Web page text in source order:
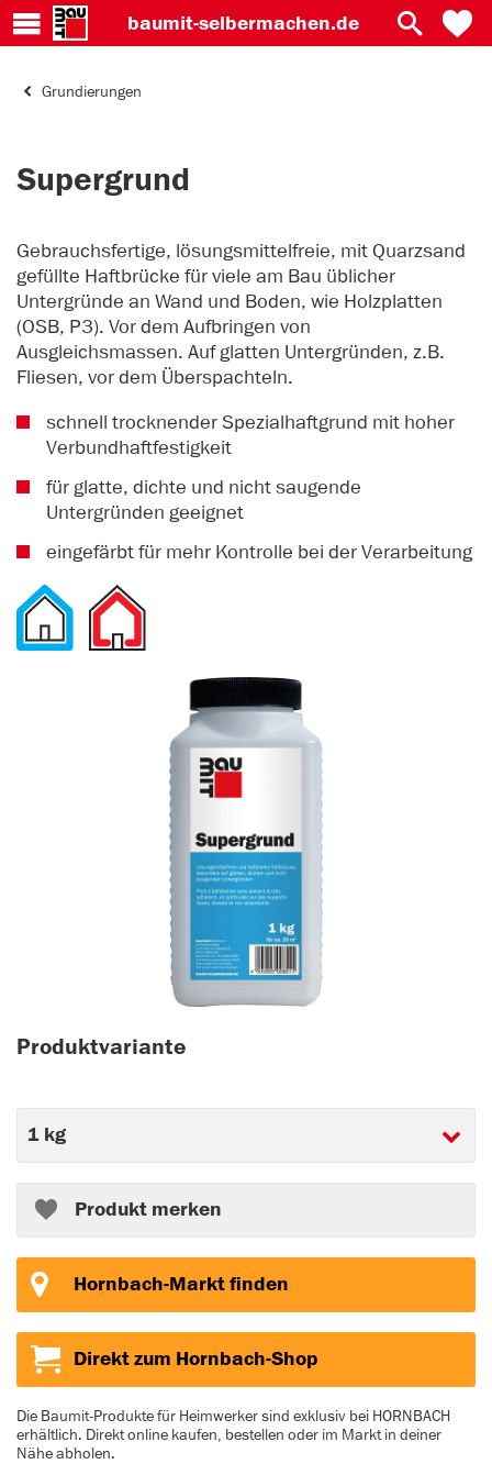
baumit-selbermachen.de
Grundierungen
Supergrund
Gebrauchsfertige, lösungsmittelfreie, mit Quarzsand
gefüllte Haftbrücke für viele am Bau üblicher
Untergründe an Wand und Boden, wie Holzplatten
(OSB, P3). Vor dem Aufbringen von
Ausgleichsmassen. Auf glatten Untergründen, z.B.
Fliesen, vor dem Überspachteln.
schnell trocknender Spezialhaftgrund mit hoher
Verbundhaftfestigkeit
für glatte, dichte und nicht saugende
Untergründen geeignet
eingefärbt für mehr Kontrolle bei der Verarbeitung
Produktvariante
Produkt merken
Hornbach-Markt finden
Direkt zum Hornbach-Shop
Die Baumit-Produkte für Heimwerker sind exklusiv bei HORNBACH
erhältlich. Direkt online kaufen, bestellen oder im Markt in deiner
Nähe abholen.